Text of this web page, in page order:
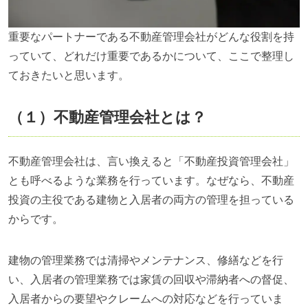
重要なパートナーである不動産管理会社がどんな役割を持
っていて、どれだけ重要であるかについて、ここで整理し
ておきたいと思います。
（１）不動産管理会社とは？
不動産管理会社は、言い換えると「不動産投資管理会社」
とも呼べるような業務を行っています。なぜなら、不動産
投資の主役である建物と入居者の両方の管理を担っている
からです。
建物の管理業務では清掃やメンテナンス、修繕などを行
い、入居者の管理業務では家賃の回収や滞納者への督促、
入居者からの要望やクレームへの対応などを行っていま